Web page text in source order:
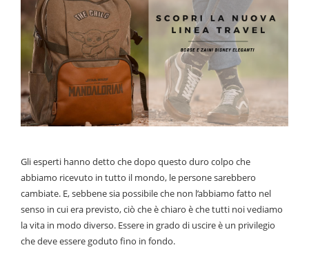
Gli esperti hanno detto che dopo questo duro colpo che
abbiamo ricevuto in tutto il mondo, le persone sarebbero
cambiate. E, sebbene sia possibile che non l’abbiamo fatto nel
senso in cui era previsto, ciò che è chiaro è che tutti noi vediamo
la vita in modo diverso. Essere in grado di uscire è un privilegio
che deve essere goduto fino in fondo.